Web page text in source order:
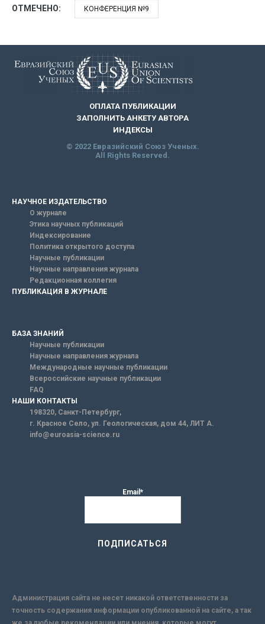
ОТМЕЧЕНО: КОНФЕРЕНЦИЯ №9
ОПЛАТА ПУБЛИКАЦИИ
ЗАПОЛНИТЬ АНКЕТУ АВТОРА
ИНДЕКСЫ
© 2022 Евразийский Союз Ученых.
All Rights Reserved.
НАУЧНОЕ ИЗДАТЕЛЬСТВО
О журнале
Этика научных публикаций
Индексирование
Политика открытого доступа
Научные публикации
Научные направления журнала
Редакционная коллегия
ПУБЛИКАЦИЯ В ЖУРНАЛЕ
БАЗА ЗНАНИЙ
Научные публикации
Научные направления журнала
Международные научные публикации
Всероссийские научные публикации
FAQ
НАШИ КОНТАКТЫ
198320, Санкт-Петербург,
г. Красное Село, ул. Геологическая, дом 44, ЛИТ А.
info@euroasia-science.ru
Email*
Администрация сайта не несет никакой ответственности за
точность содержания информации опубликованной на сайте, а так